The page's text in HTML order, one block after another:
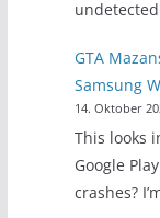
GTA
Samsung
14. Oktober
This looks
Google
crashes?